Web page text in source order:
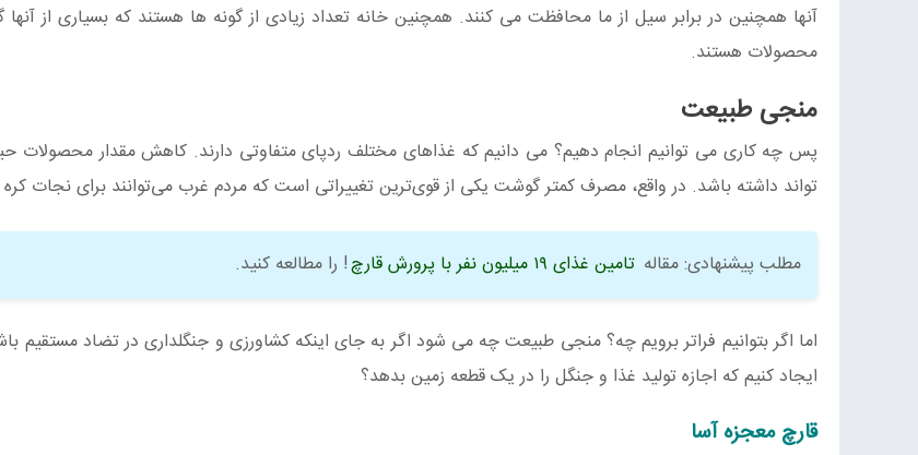
آنها همچنین در برابر سیل از ما محافظت می کنند. همچنین خانه تعداد زیادی از گونه ها هستند که بسیاری از
محصولات هستند.
منجی طبیعت
پس چه کاری می توانیم انجام دهیم؟ می دانیم که غذاهای مختلف ردپای متفاوتی دارند. کاهش مقدار محصولات
تواند داشته باشد. در واقع، مصرف کمتر گوشت یکی از قوی‌ترین تغییراتی است که مردم غرب می‌توانند برای نجات کره
مطلب پیشنهادی: مقاله تامین غذای ۱۹ میلیون نفر با پرورش قارچ ! را مطالعه کنید.
اما اگر بتوانیم فراتر برویم چه؟ منجی طبیعت چه می شود اگر به جای اینکه کشاورزی و جنگلداری در تضاد مستقیم
ایجاد کنیم که اجازه تولید غذا و جنگل را در یک قطعه زمین بدهد؟
قارچ معجزه آسا